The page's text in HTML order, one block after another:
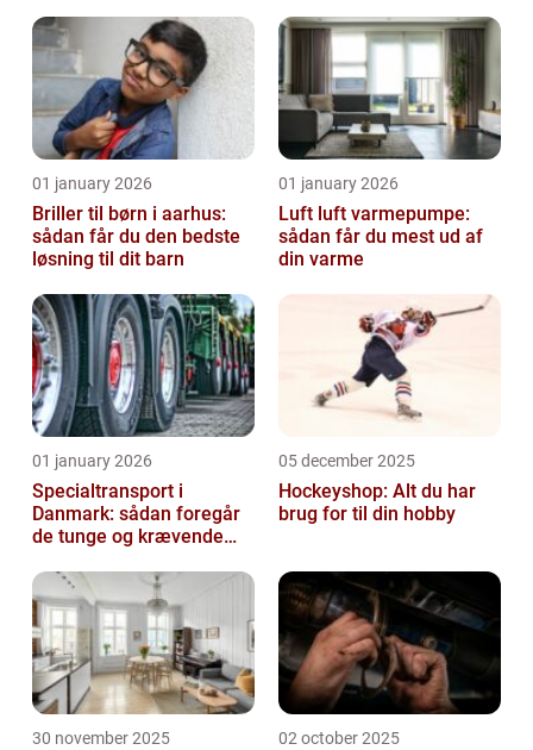
01 january 2026
Briller til børn i aarhus:
sådan får du den bedste
løsning til dit barn
01 january 2026
Luft luft varmepumpe:
sådan får du mest ud af
din varme
01 january 2026
Specialtransport i
Danmark: sådan foregår
de tunge og krævende
05 december 2025
Hockeyshop: Alt du har
brug for til din hobby
30 november 2025 02 october 2025